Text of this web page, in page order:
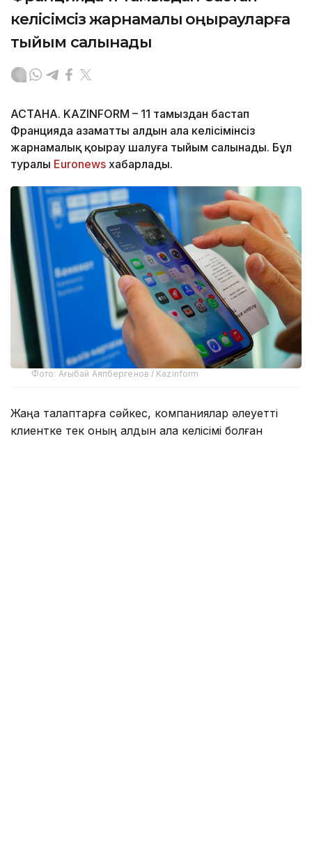
келісімсіз жарнамалық қоңырауларға
тыйым салынады
АСТАНА. KAZINFORM – 11 тамыздан бастап
Францияда азаматтың алдын ала келісімінсіз
жарнамалық қоңырау шалуға тыйым салынады. Бұл
туралы Euronews хабарлады.
Фото: Ағыбай Аяпбергенов / Kazinform
Жаңа талаптарға сәйкес, компаниялар әлеуетті
клиентке тек оның алдын ала келісімі болған